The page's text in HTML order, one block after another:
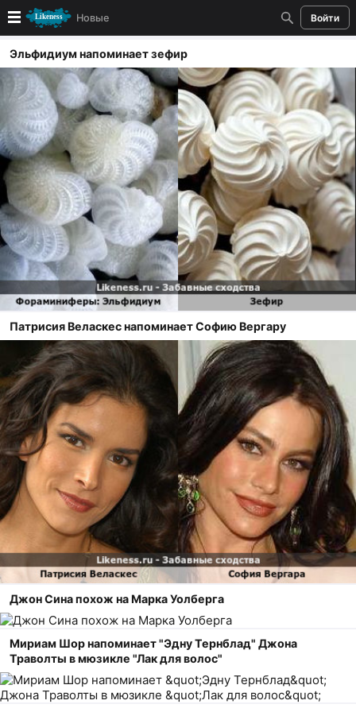
Новые Войти
Новые
Лучшие
Голосование
Кандидаты
Случайное сходство 👍
Создать сходство
Для публикации необходима авторизация
Поиск
Эльфидиум напоминает зефир
Патрисия Веласкес напоминает Софию Вергару
Джон Сина похож на Марка Уолберга
Мириам Шор напоминает "Эдну Тернблад" Джона
Траволты в мюзикле "Лак для волос"